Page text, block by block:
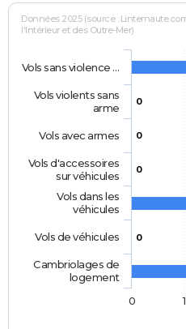
Données 2025 (source :
l'Intérieur et des Outre-Mer)
0
0
0
0
Vols sans violence …
Vols violents sans
arme
Vols avec armes
Vols d'accessoires
sur véhicules
Vols dans les
véhicules
Vols de véhicules
Cambriolages de
logement
0
1